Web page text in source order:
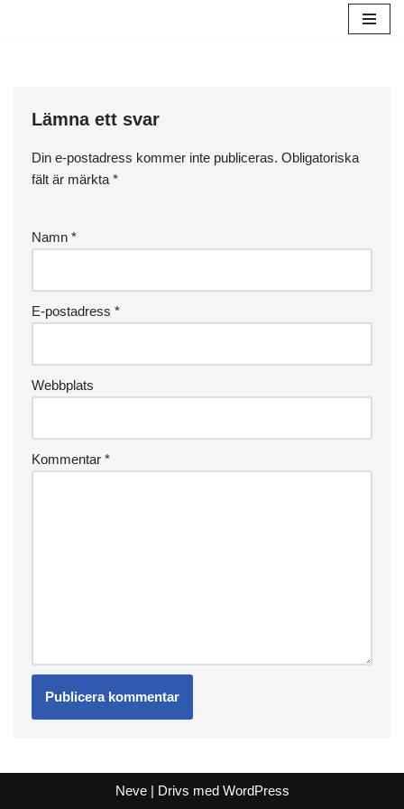
Lämna ett svar
Din e-postadress kommer inte publiceras. Obligatoriska
fält är märkta *
Namn *
E-postadress *
Webbplats
Kommentar *
Neve| Drivs med WordPress